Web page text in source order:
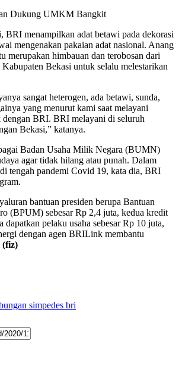
Dukung UMKM Bangkit
BRI menampilkan adat betawi pada dekorasi
mengenakan pakaian adat nasional. Anang
merupakan himbauan dan terobosan dari
Bekasi untuk selalu melestarikan
sangat heterogen, ada betawi, sunda,
yang menurut kami saat melayani
dengan BRI. BRI melayani di seluruh
Bekasi,” katanya.
Badan Usaha Milik Negara (BUMN)
agar tidak hilang atau punah. Dalam
tengah pandemi Covid 19, kata dia, BRI
bantuan presiden berupa Bantuan
(BPUM) sebesar Rp 2,4 juta, kedua kredit
dapatkan pelaku usaha sebesar Rp 10 juta,
dengan agen BRILink membantu
(fiz)
simpedes bri